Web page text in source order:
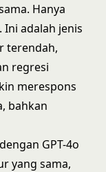
Hanya
adalah jenis
terendah,
regresi
merespons
bahkan
GPT-4o
yang sama,